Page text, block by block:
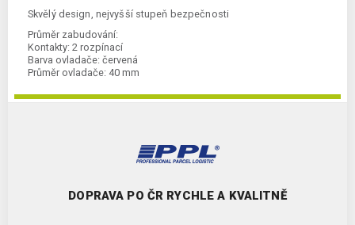
Skvělý design, nejvyšší stupeň bezpečnosti
Průměr zabudování:
Kontakty: 2 rozpínací
Barva ovladače: červená
Průměr ovladače: 40 mm
DOPRAVA PO ČR RYCHLE A KVALITNĚ